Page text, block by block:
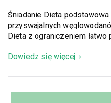
Śniadanie Dieta
przyswajalnych
Dieta z ograniczeniem łatwo
Dowiedz się więcej